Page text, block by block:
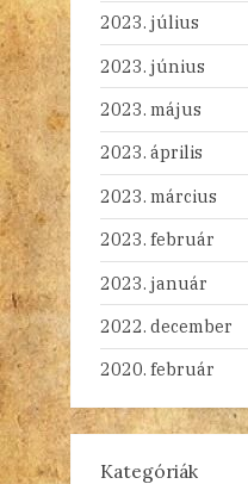
2023. július
2023. június
2023. május
2023. április
2023. március
2023. február
2023. január
2022. december
2020. február
Kategóriák